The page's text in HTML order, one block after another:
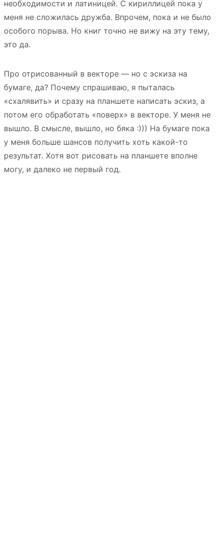
необходимости и латиницей. С кириллицей пока у
меня не сложилась дружба. Впрочем, пока и не было
особого порыва. Но книг точно не вижу на эту тему,
это да.
Про отрисованный в векторе — но с эскиза на
бумаге, да? Почему спрашиваю, я пыталась
«схалявить» и сразу на планшете написать эскиз, а
потом его обработать «поверх» в векторе. У меня не
вышло. В смысле, вышло, но бяка :))) На бумаге пока
у меня больше шансов получить хоть какой-то
результат. Хотя вот рисовать на планшете вполне
могу, и далеко не первый год.